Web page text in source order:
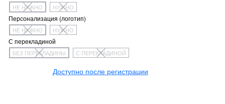
НЕ НУЖНО НУЖНО
Персонализация (логотип)
НЕ НУЖНО НУЖНО
С перекладиной
БЕЗ ПЕРЕКЛАДИНЫ С ПЕРЕКЛАДИНОЙ
Доступно после регистрации